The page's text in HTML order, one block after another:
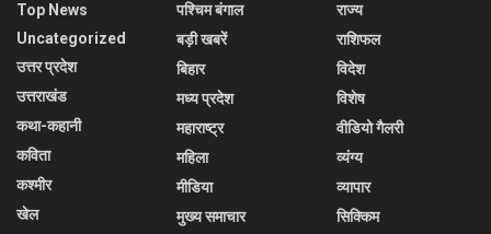
Top News
Uncategorized
उत्तर प्रदेश
उत्तराखंड
कथा-कहानी
कविता
कश्मीर
खेल
पश्चिम बंगाल
बड़ी खबरें
बिहार
मध्य प्रदेश
महाराष्ट्र
महिला
मीडिया
मुख्य समाचार
राज्य
राशिफल
विदेश
विशेष
वीडियो गैलरी
व्यंग्य
व्यापार
सिक्किम